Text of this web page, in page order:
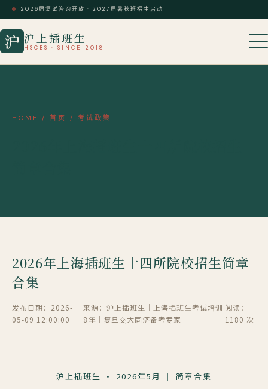
2026届复试咨询开放 · 2027届暑秋班招生启动
沪 沪上插班生
HSCBS · SINCE 2018
HOME / 首页 / 考试政策
2026年上海插班生十四所院校招生简章
合集
发布日期：2026-
05-09 12:00:00
来源：沪上插班生｜上海插班生考试培训
8年｜复旦交大同济备考专家
阅读：
1180 次
沪上插班生 · 2026年5月 ｜ 简章合集